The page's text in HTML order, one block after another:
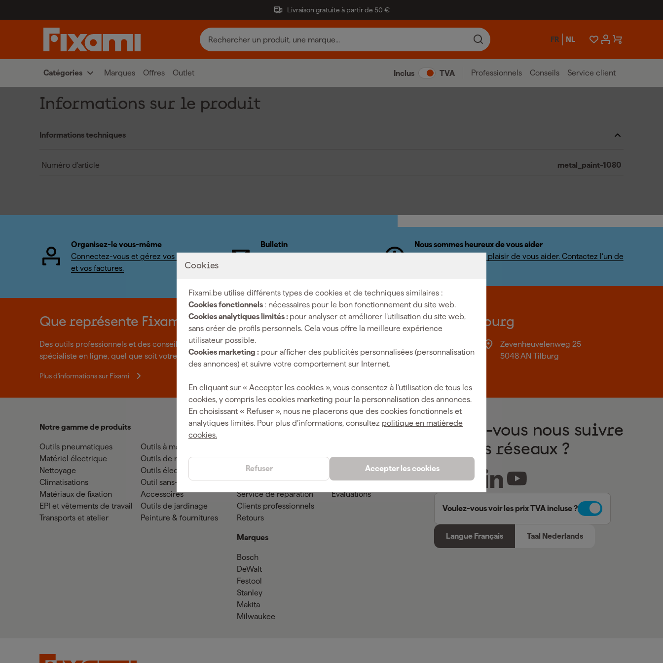
Livraison gratuite à partir de 50 €
FR NL
Catégories Marques Offres Outlet Inclus TVA Professionnels Conseils Service client
Cookies
Fixami.be utilise différents types de cookies et de techniques similaires :
Cookies fonctionnels : nécessaires pour le bon fonctionnement du site web.
Cookies analytiques limités : pour analyser et améliorer l’utilisation du site web,
sans créer de profils personnels. Cela vous offre la meilleure expérience
utilisateur possible.
Cookies marketing : pour afficher des publicités personnalisées (personnalisation
des annonces) et suivre votre comportement sur Internet.
En cliquant sur « Accepter les cookies », vous consentez à l’utilisation de tous les
cookies, y compris les cookies marketing pour la personnalisation des annonces.
En choisissant « Refuser », nous ne placerons que des cookies fonctionnels et
analytiques limités. Pour plus d’informations, consultez politique en matièrede
cookies.
Accepter les cookies
Refuser
Informations sur le produit
Informations techniques
Numéro d'article metal_paint-1080
Organisez-le vous-même
Connectez-vous et gérez vos commandes
et vos factures.
Bulletin
Nous sommes heureux de vous aider
Nous nous ferons un plaisir de vous aider. Contactez l'un de
Que représente Fixami?
Des outils professionnels et des conseils personnalisés : nous sommes le
spécialiste en ligne, quel que soit votre projet. Fixami fait mieux.
Plus d'informations sur Fixami
Salle d'exposition à Tilburg
Lundi à vendredi 08:00 - 18:00
Samedi 08:00 - 16:00
Zevenheuvelenweg 25
5048 AN Tilburg
Notre gamme de produits
Outils pneumatiques
Matériel électrique
Nettoyage
Climatisations
Matériaux de fixation
EPI et vêtements de travail
Transports et atelier
Outils à main
Outils de mesure
Outils électriques
Outil sans-fil
Accessoires
Outils de jardinage
Peinture & fournitures
Aide & contact
Méthodes de paiement
Livraison
Garantie
Service de réparation
Clients professionnels
Retours
Marques
Bosch
DeWalt
Festool
Stanley
Makita
Milwaukee
Fixami
Actualites
Showroom
À propos de nous
Evaluations
Voulez-vous nous suivre
sur nos réseaux ?
Voulez-vous voir les prix TVA incluse ?
Langue Français Taal Nederlands